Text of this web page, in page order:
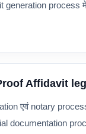
generation process
Affidavit
एवं notary
documentation